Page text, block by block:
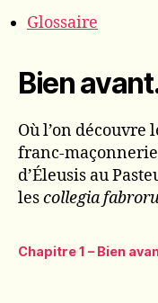
Glossaire
Bien
Où l’on découvre
franc-
d’Éleusis au
lescollegia
Chapitre 1 – Bien